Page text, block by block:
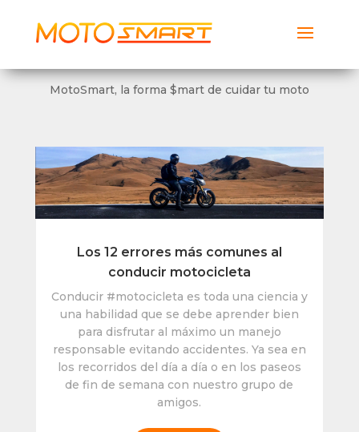
Smartech Global Services LLC Descargar
Noticias & Novedades
MotoSmart, la forma $mart de cuidar tu moto
Los 12 errores más comunes al
conducir motocicleta
Conducir #motocicleta es toda una ciencia y
una habilidad que se debe aprender bien
para disfrutar al máximo un manejo
responsable evitando accidentes. Ya sea en
los recorridos del día a día o en los paseos
de fin de semana con nuestro grupo de
amigos.